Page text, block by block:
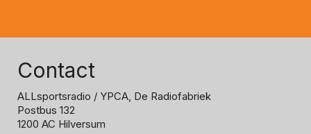
Contact
ALLsportsradio / YPCA, De Radiofabriek
Postbus 132
1200 AC Hilversum